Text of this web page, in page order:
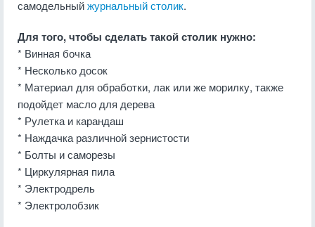
самодельныйжурнальный столик.
Для того, чтобы сделать такой столик нужно:
* Винная бочка
* Несколько досок
* Материал для обработки, лак или же морилку, также
подойдет масло для дерева
* Рулетка и карандаш
* Наждачка различной зернистости
* Болты и саморезы
* Циркулярная пила
* Электродрель
* Электролобзик